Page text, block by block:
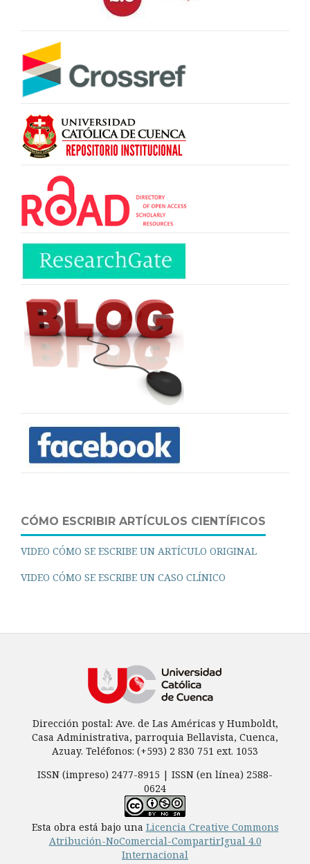
CÓMO ESCRIBIR ARTÍCULOS CIENTÍFICOS
VIDEO CÓMO SE ESCRIBE UN ARTÍCULO ORIGINAL
VIDEO CÓMO SE ESCRIBE UN CASO CLÍNICO
Dirección postal: Ave. de Las Américas y Humboldt,
Casa Administrativa, parroquia Bellavista, Cuenca,
Azuay. Teléfonos: (+593) 2 830 751 ext. 1053
ISSN (impreso) 2477-8915 | ISSN (en línea) 2588-
0624
Esta obra está bajo una Licencia Creative Commons
Atribución-NoComercial-CompartirIgual 4.0
Internacional